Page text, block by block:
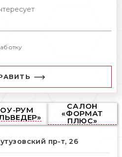
РУМ САЛОН
«ФОРМАТ
ПЛЮС»
пр-т, 26